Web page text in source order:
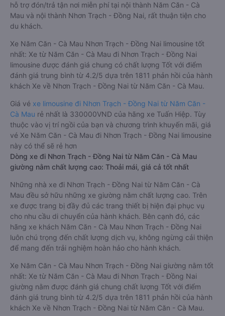
hỗ trợ đón/trả tận nơi miễn phí tại nội thành Năm Căn - Cà
Mau và nội thành Nhơn Trạch - Đồng Nai, rất thuận tiện cho
du khách.
Xe Năm Căn - Cà Mau Nhơn Trạch - Đồng Nai limousine tốt
nhất: Xe từ Năm Căn - Cà Mau đi Nhơn Trạch - Đồng Nai
limousine được đánh giá chung có chất lượng Tốt với điểm
đánh giá trung bình từ 4.2/5 dựa trên 1811 phản hồi của hành
khách Xe về Nhơn Trạch - Đồng Nai từ Năm Căn - Cà Mau.
Giá vé xe limousine đi Nhơn Trạch - Đồng Nai từ Năm Căn -
Cà Mau rẻ nhất là 330000VND của hãng xe Tuấn Hiệp. Tùy
thuộc vào vị trí ngồi của bạn và chương trình khuyến mãi, giá
vé Xe Năm Căn - Cà Mau đi Nhơn Trạch - Đồng Nai limousine
này có thể sẽ rẻ hơn
Dòng xe đi Nhơn Trạch - Đồng Nai từ Năm Căn - Cà Mau
giường nằm chất lượng cao: Thoải mái, giá cả tốt nhất
Những nhà xe đi Nhơn Trạch - Đồng Nai từ Năm Căn - Cà
Mau đều sở hữu những xe giường nằm chất lượng cao. Trên
xe được trang bị đầy đủ các trang thiết bị hiện đại phục vụ
cho nhu cầu di chuyển của hành khách. Bên cạnh đó, các
hãng xe khách Năm Căn - Cà Mau Nhơn Trạch - Đồng Nai
luôn chú trọng đến chất lượng dịch vụ, không ngừng cải thiện
để mang đến trải nghiệm hoàn hảo cho hành khách.
Xe Năm Căn - Cà Mau Nhơn Trạch - Đồng Nai giường nằm tốt
nhất: Xe từ Năm Căn - Cà Mau đi Nhơn Trạch - Đồng Nai
giường nằm được đánh giá chung chất lượng Tốt với điểm
đánh giá trung bình từ 4.2/5 dựa trên 1811 phản hồi của hành
khách Xe về Nhơn Trạch - Đồng Nai từ Năm Căn - Cà Mau.